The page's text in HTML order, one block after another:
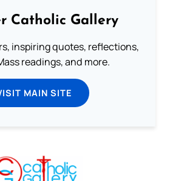
Catholic Gallery
inspiring quotes, reflections,
readings, and more.
MAIN SITE